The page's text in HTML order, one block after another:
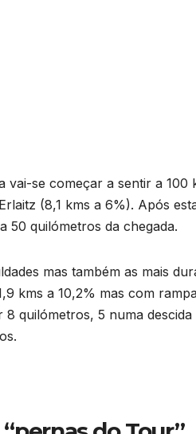
vai-se começar a sentir a
(8,1 kms a 6%). Após
50 quilómetros da chegada.
mas também as mais
kms a 10,2% mas com
quilómetros, 5 numa